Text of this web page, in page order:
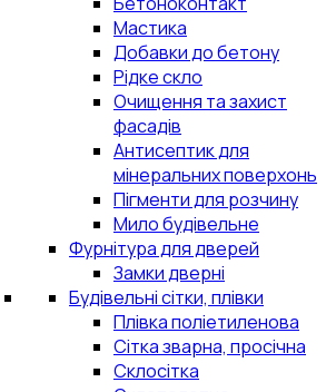
Мастика
Добавки до бетону
Рідке скло
Очищення та захист
фасадів
Антисептик для
мінеральних поверхонь
Пігменти для розчину
Мило будівельне
Фурнітура для дверей
Замки дверні
Будівельні сітки, плівки
Плівка поліетиленова
Сітка зварна, просічна
Склосітка